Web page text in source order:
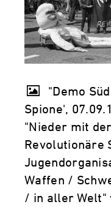
"Demo
Spione',
"Nieder mit
Revolutionäre
Waffen /
/ in aller Welt"